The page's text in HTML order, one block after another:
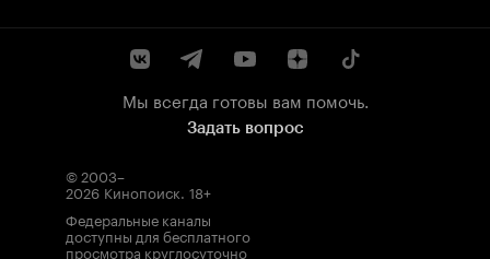
Мы всегда готовы вам помочь.
Задать вопрос
© 2003–
2026 Кинопоиск. 18+
Федеральные каналы
доступны для бесплатного
просмотра круглосуточно